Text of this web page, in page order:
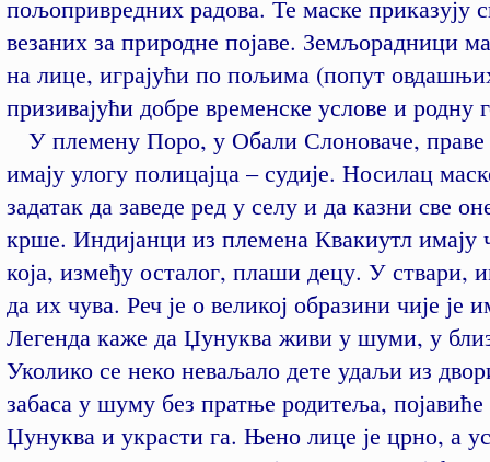
пољопривредних радова. Те маске приказују
везаних за природне појаве. Земљорадници
на лице, играјући по пољима (попут
призивајући добре временске услове и родну
У племену Поро, у Обали Слоноваче, праве
имају улогу полицајца – судије. Носилац
задатак да заведе ред у селу и да казни све
крше. Индијанци из племена Квакиутл имају
која, између осталог, плаши децу. У ствари,
да их чува. Реч је о великој образини чије је
Легенда каже да Џунуква живи у шуми, у
Уколико се неко неваљало дете удаљи из
забаса у шуму без пратње родитеља,
Џунуква и украсти га. Њено лице је црно, а